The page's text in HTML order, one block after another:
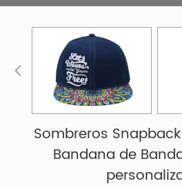
Sombreros
Bandana de